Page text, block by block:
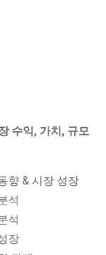
수익, 가치, 규모
향 & 시장 성장
석
석
장